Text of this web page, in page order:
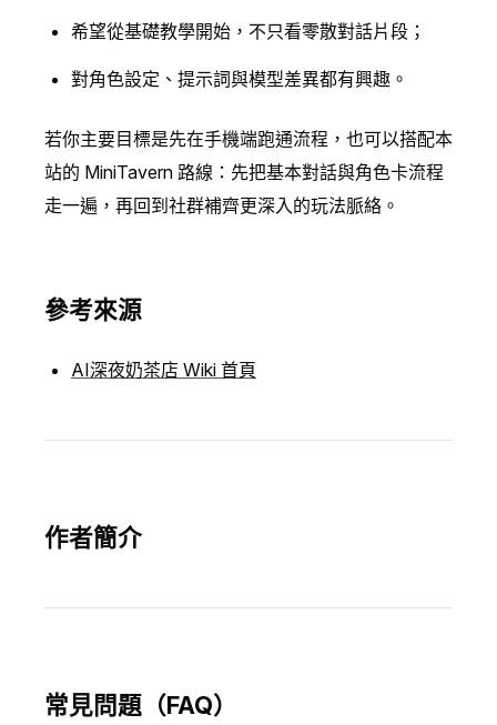
希望從基礎教學開始，不只看零散對話片段；
對角色設定、提示詞與模型差異都有興趣。
若你主要目標是先在手機端跑通流程，也可以搭配本
站的 MiniTavern 路線：先把基本對話與角色卡流程
走一遍，再回到社群補齊更深入的玩法脈絡。
參考來源
AI深夜奶茶店 Wiki 首頁
作者簡介
常見問題（FAQ）